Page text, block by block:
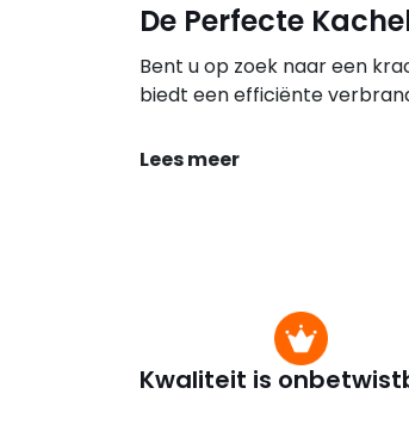
De Perfecte
Bent u op zoek naar een
biedt een efficiënte
Lees meer
Kwaliteit is